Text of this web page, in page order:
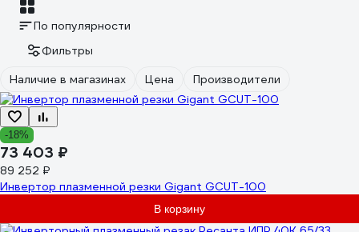
По популярности
Фильтры
Наличие в магазинах
Цена Производители
-18%
73 403 ₽
89 252 ₽
Инвертор плазменной резки Gigant GCUT-100
В корзину